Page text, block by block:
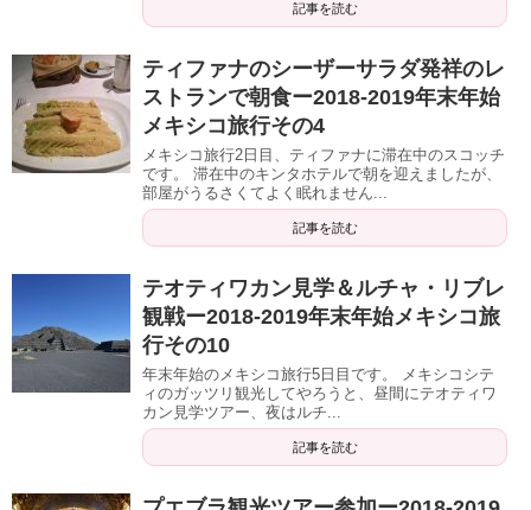
記事を読む
ティファナのシーザーサラダ発祥のレ
ストランで朝食ー2018-2019年末年始
メキシコ旅行その4
メキシコ旅行2日目、ティファナに滞在中のスコッチ
です。 滞在中のキンタホテルで朝を迎えましたが、
部屋がうるさくてよく眠れません...
記事を読む
テオティワカン見学＆ルチャ・リブレ
観戦ー2018-2019年末年始メキシコ旅
行その10
年末年始のメキシコ旅行5日目です。 メキシコシテ
ィのガッツリ観光してやろうと、昼間にテオティワ
カン見学ツアー、夜はルチ...
記事を読む